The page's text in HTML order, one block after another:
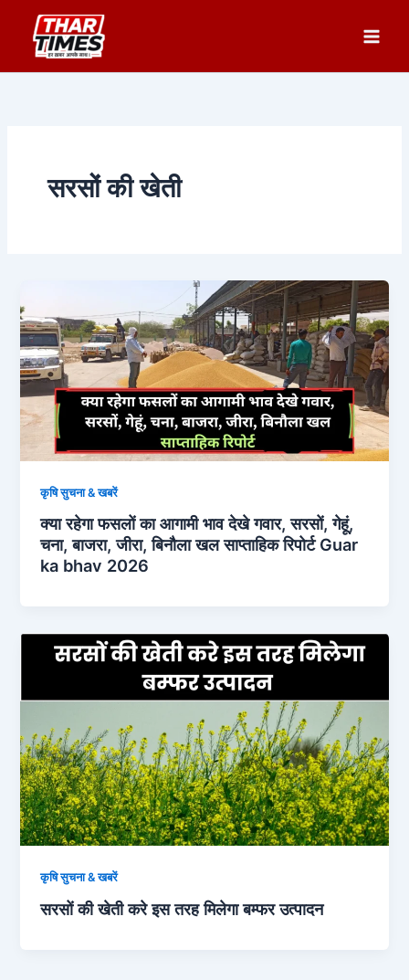
content
सरसों की खेती
कृषि सुचना & खबरें
क्या रहेगा फसलों का आगामी भाव देखे गवार, सरसों, गेहूं,
चना, बाजरा, जीरा, बिनौला खल साप्ताहिक रिपोर्ट Guar
ka bhav 2026
कृषि सुचना & खबरें
सरसों की खेती करे इस तरह मिलेगा बम्फर उत्पादन